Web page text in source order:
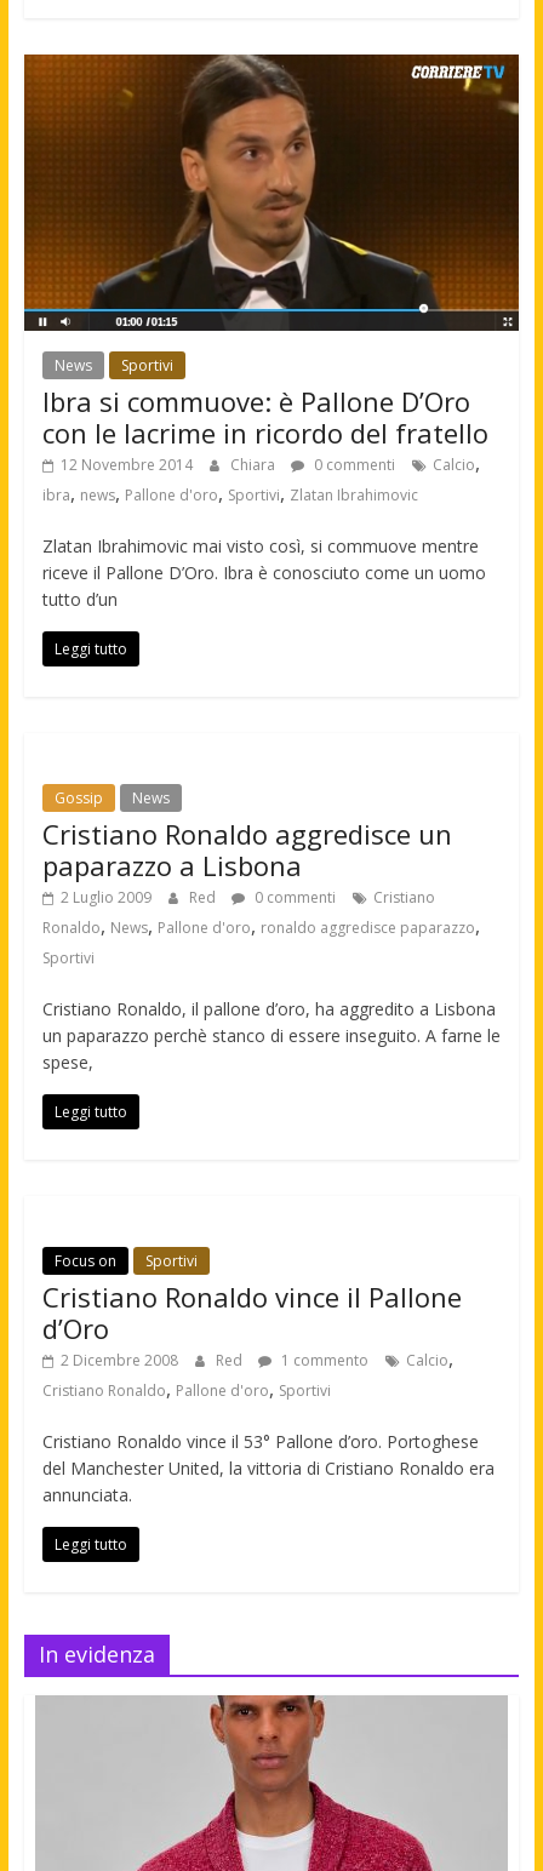
News Sportivi
Ibra si commuove: è Pallone D’Oro
con le lacrime in ricordo del fratello
12 Novembre 2014 Chiara 0 commenti Calcio,
ibra, news, Pallone d'oro, Sportivi, Zlatan Ibrahimovic
Zlatan Ibrahimovic mai visto così, si commuove mentre
riceve il Pallone D’Oro. Ibra è conosciuto come un uomo
tutto d’un
Leggi tutto
Gossip News
Cristiano Ronaldo aggredisce un
paparazzo a Lisbona
2 Luglio 2009 Red 0 commenti
Cristiano
Ronaldo, News, Pallone d'oro, ronaldo aggredisce paparazzo,
Sportivi
Cristiano Ronaldo, il pallone d’oro, ha aggredito a Lisbona
un paparazzo perchè stanco di essere inseguito. A farne le
spese,
Leggi tutto
Focus on Sportivi
Cristiano Ronaldo vince il Pallone
d’Oro
2 Dicembre 2008 Red 1 commento Calcio,
Cristiano Ronaldo, Pallone d'oro, Sportivi
Cristiano Ronaldo vince il 53° Pallone d’oro. Portoghese
del Manchester United, la vittoria di Cristiano Ronaldo era
annunciata.
Leggi tutto
In evidenza